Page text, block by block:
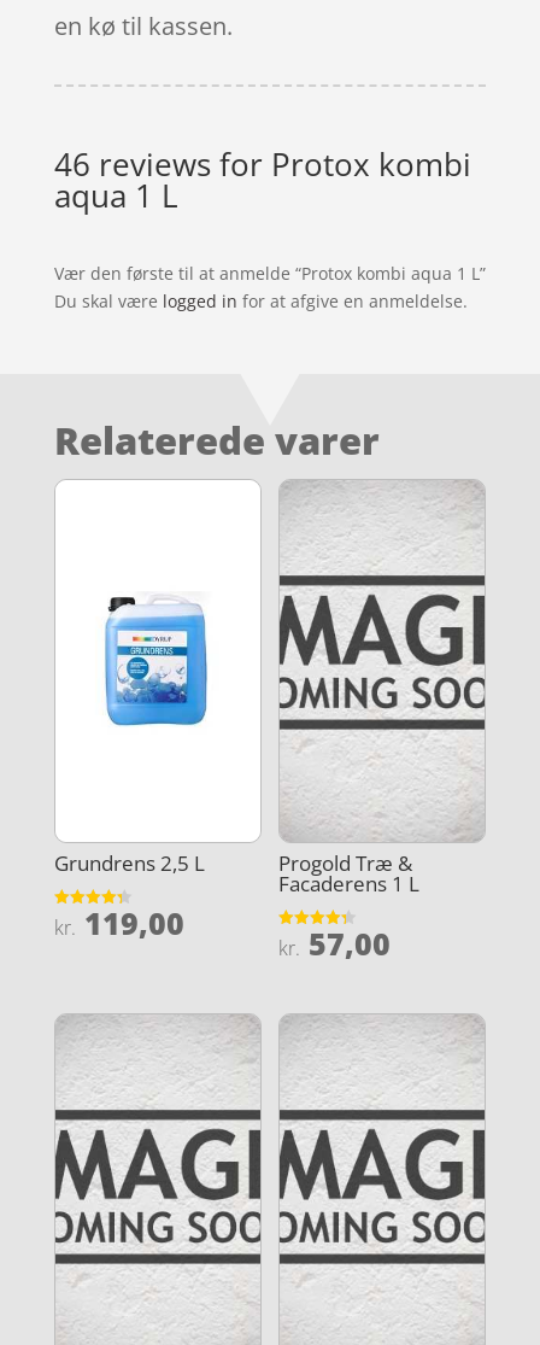
en kø til kassen.
46 reviews for Protox kombi
aqua 1 L
Vær den første til at anmelde “Protox kombi aqua 1 L”
Du skal være logged in for at afgive en anmeldelse.
Relaterede varer
Grundrens 2,5 L
Vurderet
4.3
kr. 119,00
Progold Træ &
Facaderens 1 L
Vurderet
4.3
kr. 57,00